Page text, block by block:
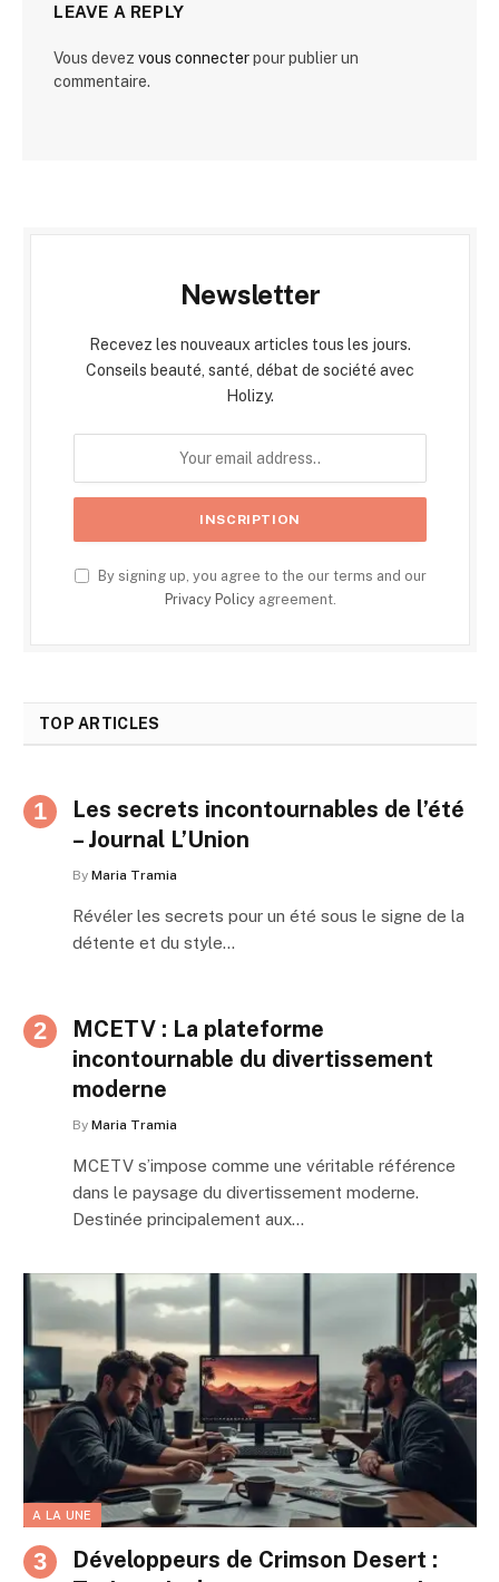
LEAVE A REPLY
Vous devez vous connecterpour publier un
commentaire.
Newsletter
Recevez les nouveaux articles tous les jours.
Conseils beauté, santé, débat de société avec
Holizy.
By signing up, you agree to the our terms and our
Privacy Policyagreement.
TOP ARTICLES
Les secrets incontournables de l’été
– Journal L’Union
By Maria Tramia
Révéler les secrets pour un été sous le signe de la
détente et du style…
MCETV : La plateforme
incontournable du divertissement
moderne
By Maria Tramia
MCETV s’impose comme une véritable référence
dans le paysage du divertissement moderne.
Destinée principalement aux…
A LA UNE
Développeurs de Crimson Desert :